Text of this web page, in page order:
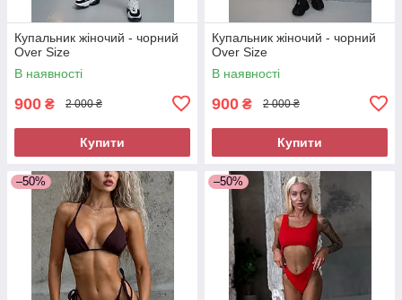
Купальник жіночий - чорний
Over Size
В наявності
900 ₴ 2 000 ₴
Купити
Купальник жіночий - чорний
Over Size
В наявності
900 ₴ 2 000 ₴
Купити
–50% –50%